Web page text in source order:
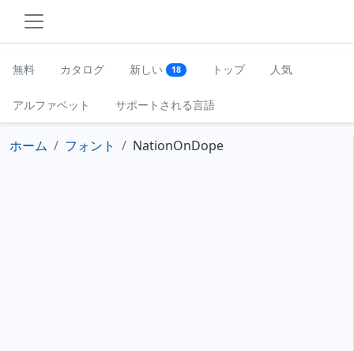
無料 カタログ 新しい 18 トップ 人気
アルファベット サポートされる言語
ホーム フォント NationOnDope